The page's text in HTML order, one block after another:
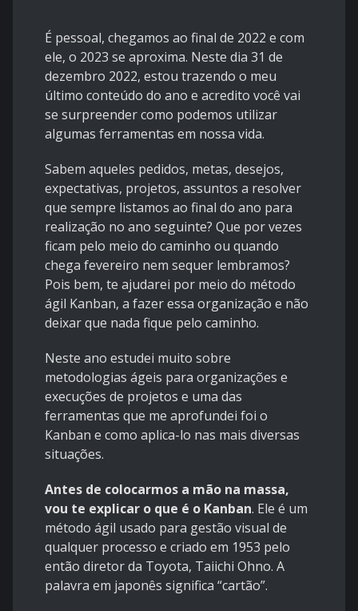
É pessoal, chegamos ao final de 2022 e com
ele, o 2023 se aproxima. Neste dia 31 de
dezembro 2022, estou trazendo o meu
último conteúdo do ano e acredito você vai
se surpreender como podemos utilizar
algumas ferramentas em nossa vida.
Sabem aqueles pedidos, metas, desejos,
expectativas, projetos, assuntos a resolver
que sempre listamos ao final do ano para
realização no ano seguinte? Que por vezes
ficam pelo meio do caminho ou quando
chega fevereiro nem sequer lembramos?
Pois bem, te ajudarei por meio do método
ágil Kanban, a fazer essa organização e não
deixar que nada fique pelo caminho.
Neste ano estudei muito sobre
metodologias ágeis para organizações e
execuções de projetos e uma das
ferramentas que me aprofundei foi o
Kanban e como aplica-lo nas mais diversas
situações.
Antes de colocarmos a mão na massa,
vou te explicar o que é o Kanban. Ele é um
método ágil usado para gestão visual de
qualquer processo e criado em 1953 pelo
então diretor da Toyota, Taiichi Ohno. A
palavra em japonês significa “cartão”.